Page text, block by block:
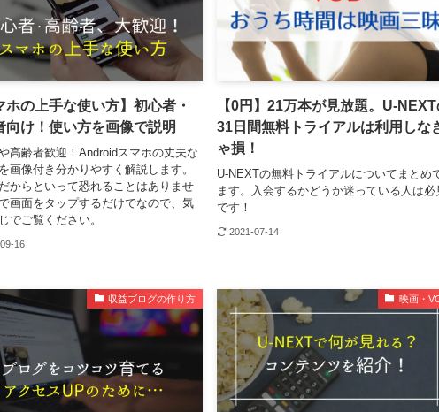
ホの上手な使い方】初心者・
向け！使い方を画像で説明
高齢者歓迎！Androidスマホの丈夫な
画像付き分かりやすく解説します。
からといって恐れることはありませ
画面をタップするだけでなので、気
でご覧ください。
16
【0円】21万本が見放題。U-
31日間無料トライアルは利用しな
ゃ損！
U-NEXTの無料トライアルについてまとめ
ます。入会するかどうか迷っている人は必
です！
2021-07-14
収益ブログの作り方 映画・